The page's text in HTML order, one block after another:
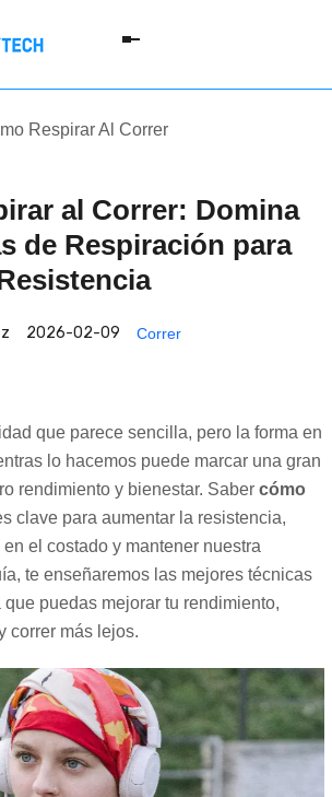
Respirar Al Correr
al Correr: Domina
de Respiración para
2026-02-09 Correr
que parece sencilla, pero la forma en
lo hacemos puede marcar una gran
rendimiento y bienestar. Saber cómo
clave para aumentar la resistencia,
el costado y mantener nuestra
te enseñaremos las mejores técnicas
puedas mejorar tu rendimiento,
correr más lejos.